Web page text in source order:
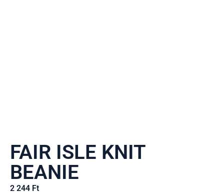
FAIR ISLE KNIT
BEANIE
2 244 Ft